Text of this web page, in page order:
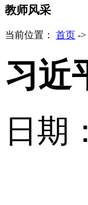
教师风采
当前位置： 首页 ->
习近
日期